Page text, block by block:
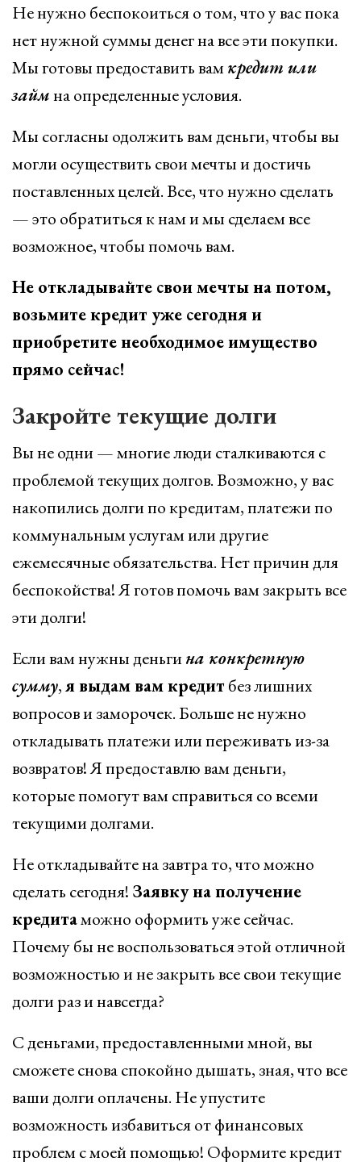
Не нужно беспокоиться о том, что у вас пока
нет нужной суммы денег на все эти покупки.
Мы готовы предоставить вам кредит или
займна определенные условия.
Мы согласны одолжить вам деньги, чтобы вы
могли осуществить свои мечты и достичь
поставленных целей. Все, что нужно сделать
— это обратиться к нам и мы сделаем все
возможное, чтобы помочь вам.
Не откладывайте свои мечты на потом,
возьмите кредит уже сегодня и
приобретите необходимое имущество
прямо сейчас!
Закройте текущие долги
Вы не одни — многие люди сталкиваются с
проблемой текущих долгов. Возможно, у вас
накопились долги по кредитам, платежи по
коммунальным услугам или другие
ежемесячные обязательства. Нет причин для
беспокойства! Я готов помочь вам закрыть все
эти долги!
Если вам нужны деньги на конкретную
сумму,я выдам вам кредит без лишних
вопросов и заморочек. Больше не нужно
откладывать платежи или переживать из-за
возвратов! Я предоставлю вам деньги,
которые помогут вам справиться со всеми
текущими долгами.
Не откладывайте на завтра то, что можно
сделать сегодня! Заявку на получение
кредитаможно оформить уже сейчас.
Почему бы не воспользоваться этой отличной
возможностью и не закрыть все свои текущие
долги раз и навсегда?
С деньгами, предоставленными мной, вы
сможете снова спокойно дышать, зная, что все
ваши долги оплачены. Не упустите
возможность избавиться от финансовых
проблем с моей помощью! Оформите кредит